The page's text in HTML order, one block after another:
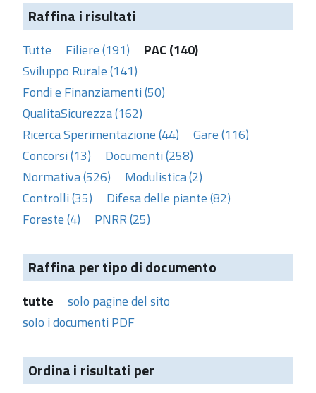
Raffina i risultati
Tutte Filiere (191)
PAC (140)
Sviluppo Rurale (141)
Fondi e Finanziamenti (50)
QualitaSicurezza (162)
Ricerca Sperimentazione (44)
Gare (116)
Concorsi (13)
Documenti (258)
Normativa (526)
Modulistica (2)
Controlli (35)
Difesa delle piante (82)
Foreste (4)
PNRR (25)
Raffina per tipo di documento
tutte
solo pagine del sito
solo i documenti PDF
Ordina i risultati per